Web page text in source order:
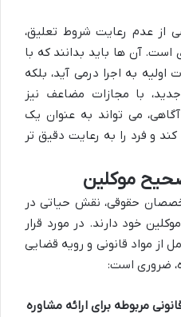
از عدم رعایت شروط تعلیق،
است. آن ها باید بدانند که با
اولیه به اجرا درمی آید، بلکه
با مجازات مضاعف نیز
می تواند به عنوان یک
و فرد را به رعایت دقیق تر
موکلین
حقوقی، نقش حیاتی در
خود دارند. در مورد قرار
از مواد قانونی و رویه قضایی
ضروری است:
مربوطه برای ارائه مشاوره